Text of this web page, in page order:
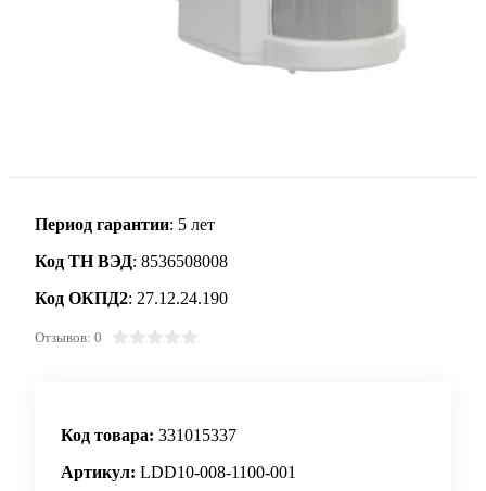
Период гарантии: 5 лет
Код ТН ВЭД: 8536508008
Код ОКПД2: 27.12.24.190
Отзывов: 0
Код товара: 331015337
Артикул: LDD10-008-1100-001